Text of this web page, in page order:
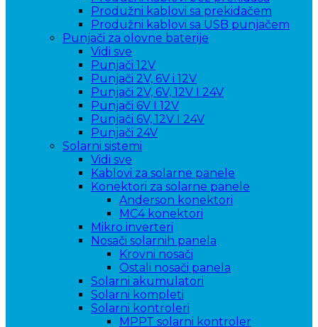
Produžni kablovi sa prekidačem
Produžni kablovi sa USB punjačem
Punjači za olovne baterije
Vidi sve
Punjači 12V
Punjači 2V, 6V i 12V
Punjači 2V, 6V, 12V I 24V
Punjači 6V I 12V
Punjači 6V, 12V I 24V
Punjači 24V
Solarni sistemi
Vidi sve
Kablovi za solarne panele
Konektori za solarne panele
Anderson konektori
MC4 konektori
Mikro inverteri
Nosači solarnih panela
Krovni nosači
Ostali nosači panela
Solarni akumulatori
Solarni kompleti
Solarni kontroleri
MPPT solarni kontroler